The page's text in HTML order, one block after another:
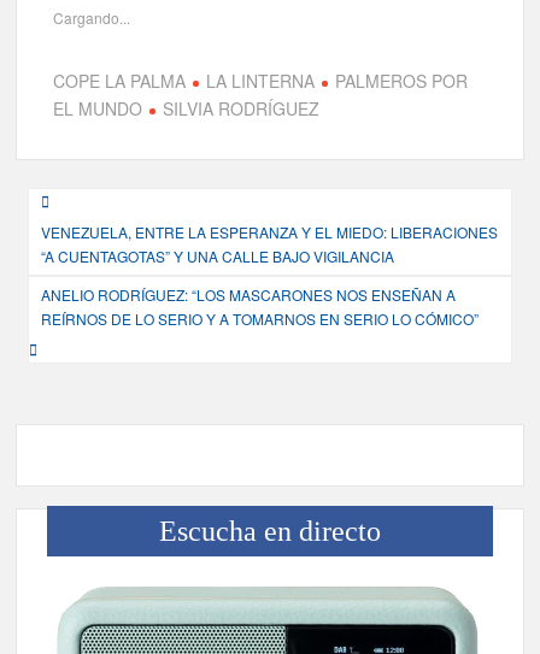
Cargando...
COPE LA PALMA LA LINTERNA
PALMEROS POR
EL MUNDO
SILVIA RODRÍGUEZ
Navegación
de
entradas
VENEZUELA, ENTRE LA ESPERANZA Y EL MIEDO: LIBERACIONES
“A CUENTAGOTAS” Y UNA CALLE BAJO VIGILANCIA
ANELIO RODRÍGUEZ: “LOS MASCARONES NOS ENSEÑAN A
REÍRNOS DE LO SERIO Y A TOMARNOS EN SERIO LO CÓMICO”
Escucha en directo